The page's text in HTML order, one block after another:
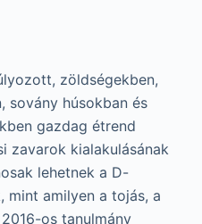
zöldségekben,
sovány húsokban és
gazdag étrend
zavarok kialakulásának
lehetnek a D-
mint amilyen a tojás, a
os tanulmány